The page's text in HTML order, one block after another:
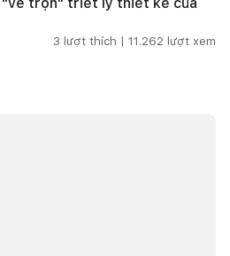
3 lượt thích | 11.262 lượt xem